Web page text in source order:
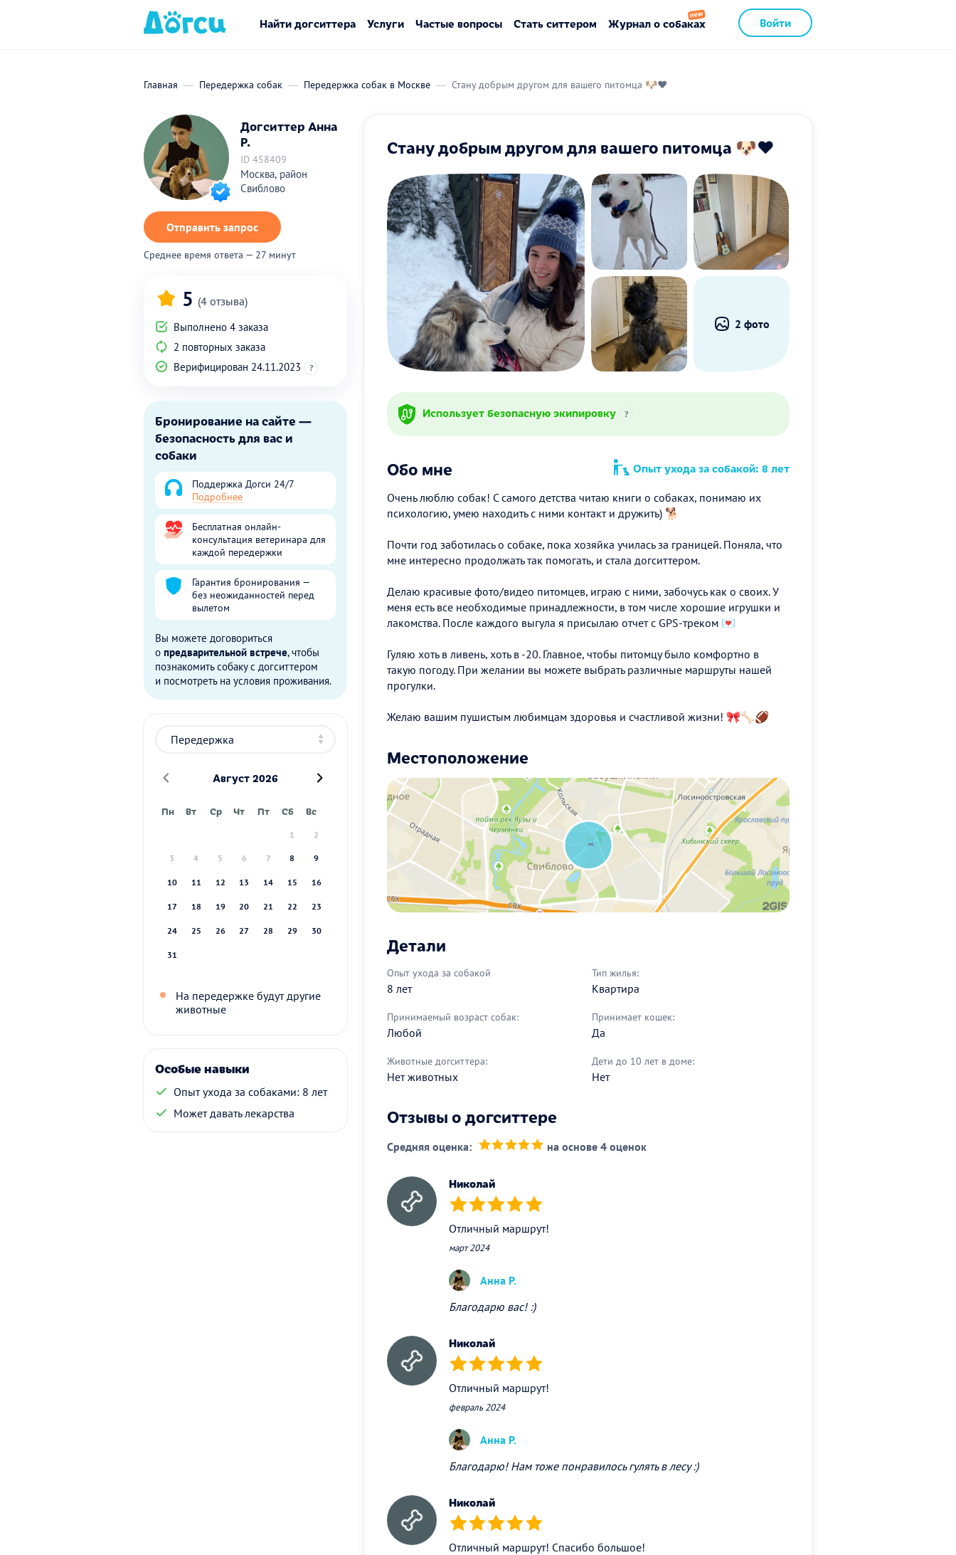
Войти
Найти догситтера Услуги Частые вопросы Стать ситтером Журнал о собаках
Главная Передержка собак Передержка собак в Москве Стану добрым другом для вашего питомца 🐶❤️
Догситтер Анна
Р.
ID 458409
Москва, район
Свиблово
Отправить запрос
Среднее время ответа — 27 минут
5 (4 отзыва)
Выполнено 4 заказа
2 повторных заказа
Верифицирован 24.11.2023
?
Бронирование на сайте —
безопасность для вас и
собаки
Поддержка Догси 24/7
Подробнее
Бесплатная онлайн-
консультация ветеринара для
каждой передержки
Гарантия бронирования —
без неожиданностей перед
вылетом
Вы можете договориться
о предварительной встрече, чтобы
познакомить собаку с догситтером
и посмотреть на условия проживания.
Август 2026
Пн Вт Ср Чт Пт Сб Вс
1 2
3 4 5 6 7 8 9
10 11 12 13 14 15 16
17 18 19 20 21 22 23
24 25 26 27 28 29 30
31
На передержке будут другие
животные
Особые навыки
Опыт ухода за собаками: 8 лет
Может давать лекарства
Стану добрым другом для вашего питомца 🐶❤️
2 фото
Использует безопасную экипировку ?
Обо мне Опыт ухода за собакой: 8 лет
Очень люблю собак! С самого детства читаю книги о собаках, понимаю их
психологию, умею находить с ними контакт и дружить) 🐕
Почти год заботилась о собаке, пока хозяйка училась за границей. Поняла, что
мне интересно продолжать так помогать, и стала догситтером.
Делаю красивые фото/видео питомцев, играю с ними, забочусь как о своих. У
меня есть все необходимые принадлежности, в том числе хорошие игрушки и
лакомства. После каждого выгула я присылаю отчет с GPS-треком 💌
Гуляю хоть в ливень, хоть в -20. Главное, чтобы питомцу было комфортно в
такую погоду. При желании вы можете выбрать различные маршруты нашей
прогулки.
Желаю вашим пушистым любимцам здоровья и счастливой жизни! 🎀🦴🏈
Местоположение
Детали
Опыт ухода за собакой
8 лет
Тип жилья:
Квартира
Принимаемый возраст собак:
Любой
Принимает кошек:
Да
Животные догситтера:
Нет животных
Дети до 10 лет в доме:
Нет
Отзывы о догситтере
Средняя оценка: на основе 4 оценок
Николай
(*) (*) (*) (*) (*)
Отличный маршрут!
март 2024
Анна Р.
Благодарю вас! :)
Николай
(*) (*) (*) (*) (*)
Отличный маршрут!
февраль 2024
Анна Р.
Благодарю! Нам тоже понравилось гулять в лесу :)
Николай
(*) (*) (*) (*) (*)
Отличный маршрут! Спасибо большое!